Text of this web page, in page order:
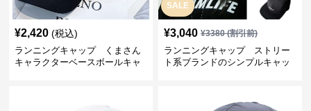
¥2,420 (税込)
ランニングキャップ くまさん
キャラクターベースボールキャ
SALE
¥3,040 ¥3380(割引前)
ランニングキャップ ストリー
ト系ブランドのシンプルキャッ